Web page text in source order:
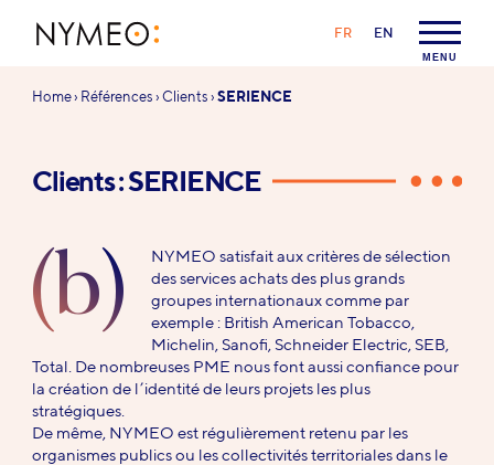
MENU
LANGAGE :
FR EN
Vous
Home› Références›Clients›SERIENCE
Clients : SERIENCE
(b)
NYMEO satisfait aux critères de sélection
des services achats des plus grands
groupes internationaux comme par
exemple : British American Tobacco,
Michelin, Sanofi, Schneider Electric, SEB,
Total. De nombreuses PME nous font aussi confiance pour
la création de l’identité de leurs projets les plus
stratégiques.
De même, NYMEO est régulièrement retenu par les
organismes publics ou les collectivités territoriales dans le